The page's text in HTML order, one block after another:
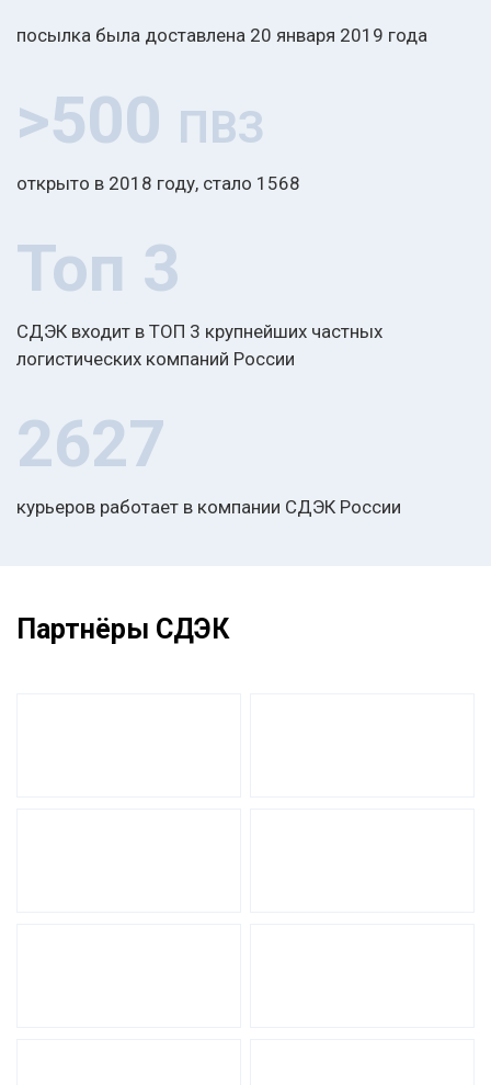
посылка была доставлена 20 января 2019 года
>500 ПВЗ
открыто в 2018 году, стало 1568
Топ 3
СДЭК входит в ТОП 3 крупнейших частных
логистических компаний России
2627
курьеров работает в компании СДЭК России
Партнёры СДЭК